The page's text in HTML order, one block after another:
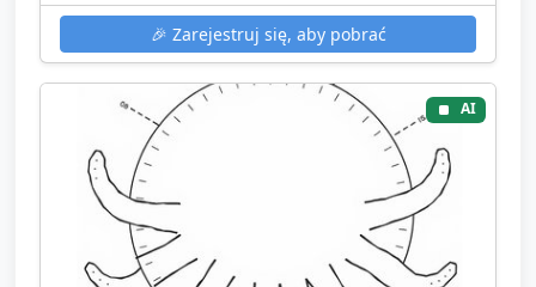
🎉 Zarejestruj się, aby pobrać
AI